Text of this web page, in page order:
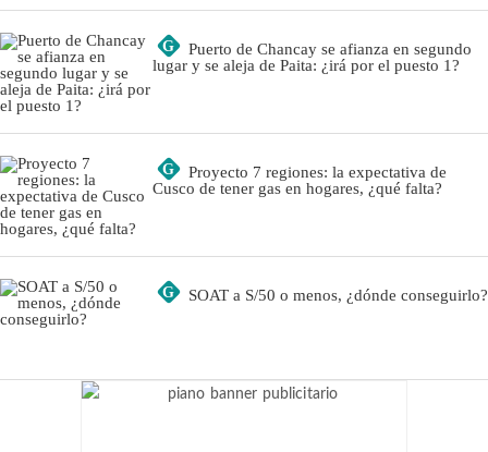
G
Puerto de Chancay se afianza en segundo
lugar y se aleja de Paita: ¿irá por el puesto 1?
G
Proyecto 7 regiones: la expectativa de
Cusco de tener gas en hogares, ¿qué falta?
G SOAT a S/50 o menos, ¿dónde conseguirlo?